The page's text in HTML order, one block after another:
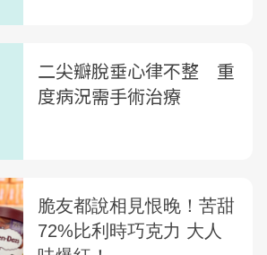
二尖瓣脫垂心律不整 重
度病況需手術治療